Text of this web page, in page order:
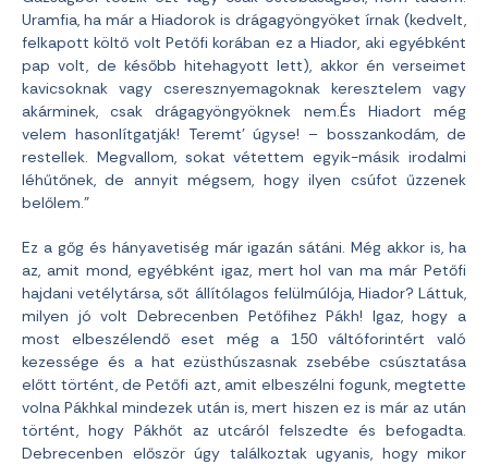
Uramfia, ha már a Hiadorok is drágagyöngyöket írnak (kedvelt,
felkapott költő volt Petőfi korában ez a Hiador, aki egyébként
pap volt, de később hitehagyott lett), akkor én verseimet
kavicsoknak vagy cseresznyemagoknak keresztelem vagy
akárminek, csak drágagyöngyöknek nem.És Hiadort még
velem hasonlítgatják! Teremt’ úgyse! – bosszankodám, de
restellek. Megvallom, sokat vétettem egyik-másik irodalmi
léhűtőnek, de annyit mégsem, hogy ilyen csúfot űzzenek
belőlem.”
Ez a gőg és hányavetiség már igazán sátáni. Még akkor is, ha
az, amit mond, egyébként igaz, mert hol van ma már Petőfi
hajdani vetélytársa, sőt állítólagos felülmúlója, Hiador? Láttuk,
milyen jó volt Debrecenben Petőfihez Pákh! Igaz, hogy a
most elbeszélendő eset még a 150 váltóforintért való
kezessége és a hat ezüsthúszasnak zsebébe csúsztatása
előtt történt, de Petőfi azt, amit elbeszélni fogunk, megtette
volna Pákhkal mindezek után is, mert hiszen ez is már az után
történt, hogy Pákhőt az utcáról felszedte és befogadta.
Debrecenben először úgy találkoztak ugyanis, hogy mikor